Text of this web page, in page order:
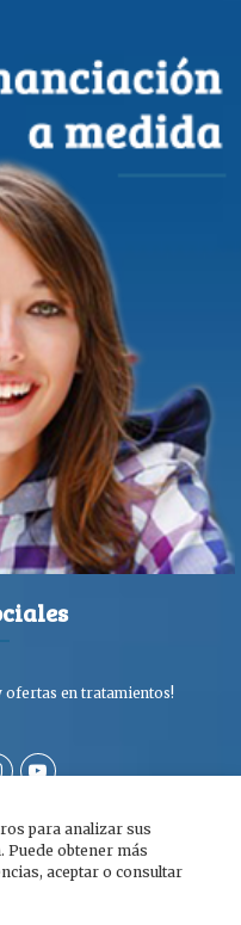
para analizar sus
Puede obtener más
aceptar o consultar
ofertas en tratamientos!